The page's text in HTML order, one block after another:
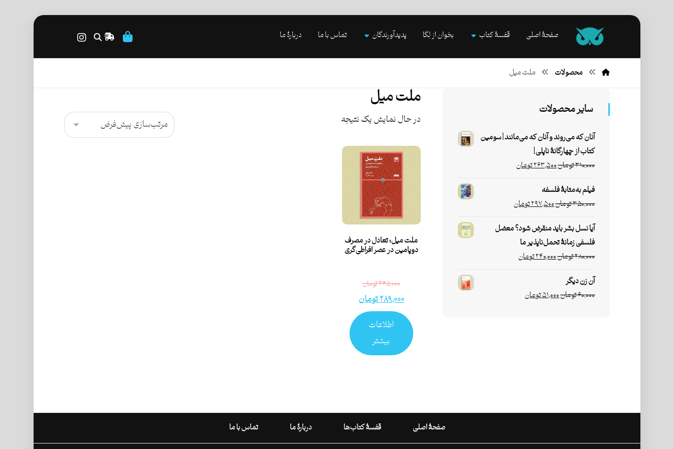
صفحۀ اصلی قفسۀ کتاب بخوان از لِگا پدیدآورندگان تماس با ما دربارۀ ما
محصولات ملت میل
ملت میل
در حال نمایش یک نتیجه
ملت میل: تعادل در مصرف
دوپامین در عصر افراطی‌گری
۳۴۵,۰۰۰تومان
۲۸۹,۰۰۰تومان
اطلاعات
بیشتر
سایر محصولات
آنان که می‌روند و آنان که می‌مانند [سومین
کتاب از چهارگانۀ ناپلی]
۳۱۰,۰۰۰تومان۲۶۳,۵۰۰تومان
فیلم به‌مثابۀ فلسفه
۳۵۰,۰۰۰تومان۲۹۷,۵۰۰تومان
آیا نسل بشر باید منقرض شود؟ معضل
فلسفی زمانۀ تحمل‌ناپذیر ما
۲۸۰,۰۰۰تومان۲۴۰,۰۰۰تومان
آن زن دیگر
۶۰,۰۰۰تومان۵۱,۰۰۰تومان
صفحۀ اصلی قفسۀ کتاب‌ها دربارۀ ما تماس با ما